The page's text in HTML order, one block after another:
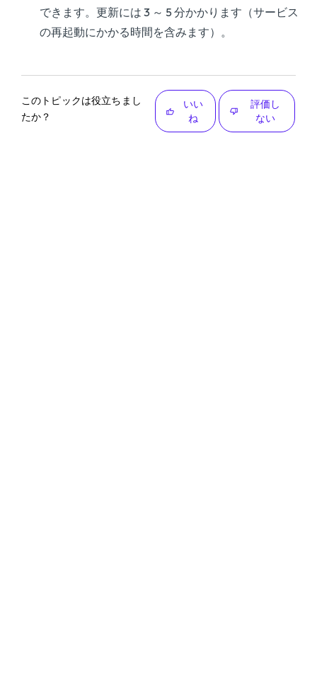
できます。更新には 3 ～ 5 分かかります（サービス
の再起動にかかる時間を含みます）。
このトピックは役立ちまし
たか？
いい
ね
評価し
ない